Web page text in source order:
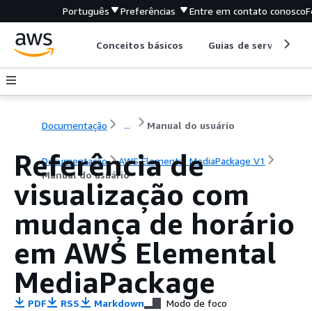
Português Preferências Entre em contato conosco
Conceitos básicos Guias de serviço
Documentação ... Manual do usuário
Documentação
AWS Elemental MediaPackage V1
Manual do usuário
Referência de
visualização com
mudança de horário
em AWS Elemental
MediaPackage
PDF RSS Markdown Modo de foco